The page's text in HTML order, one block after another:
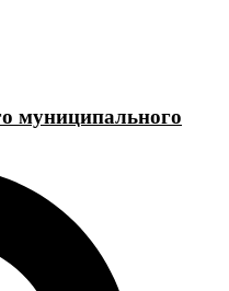
муниципального